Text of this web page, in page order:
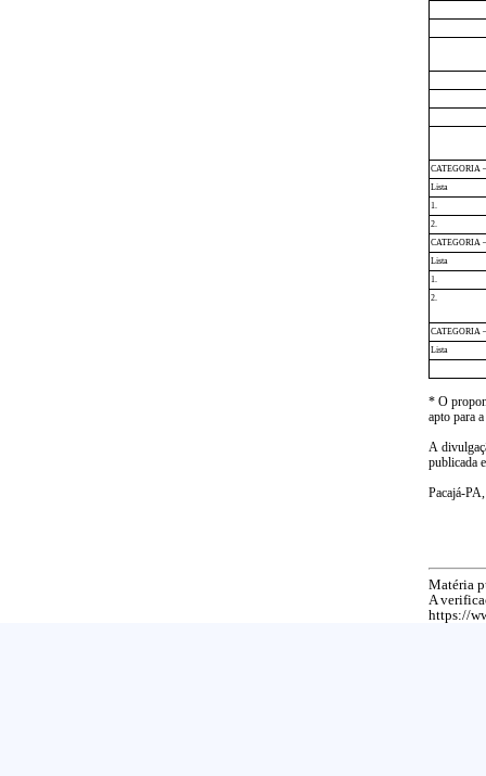
CATEGORIA
Lista
1.
2.
CATEGORIA
Lista
1.
2.
CATEGORIA
Lista
* O
apto para
A
publicada
Pacajá-
Matéria
A
https://